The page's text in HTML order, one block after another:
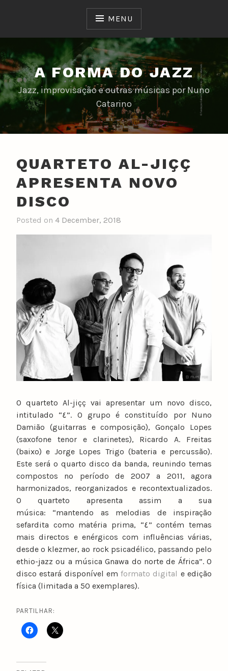
MENU
A FORMA DO JAZZ
Jazz, improvisação e outras músicas por Nuno
Catarino
QUARTETO AL-JIÇÇ
APRESENTA NOVO
DISCO
Posted on 4 December, 2018
u
n
o
c
a
t
a
r
i
n
o
O quarteto Al-jiçç vai apresentar um novo disco,
intitulado “٤”. O grupo é constituído por Nuno
Damião (guitarras e composição), Gonçalo Lopes
(saxofone tenor e clarinetes), Ricardo A. Freitas
(baixo) e Jorge Lopes Trigo (bateria e percussão).
Este será o quarto disco da banda, reunindo temas
compostos no período de 2007 a 2011, agora
harmonizados, reorganizados e recontextualizados.
O quarteto apresenta assim a sua
música: “mantendo as melodias de inspiração
sefardita como matéria prima, “٤” contém temas
mais directos e enérgicos com influências várias,
desde o klezmer, ao rock psicadélico, passando pelo
ethio-jazz ou a música Gnawa do norte de África”. O
disco estará disponível emformato digital e edição
física (limitada a 50 exemplares).
PARTILHAR: